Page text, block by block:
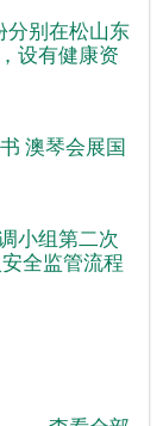
分别在松山东
设有健康资
澳琴会展国
小组第二次
全监管流程